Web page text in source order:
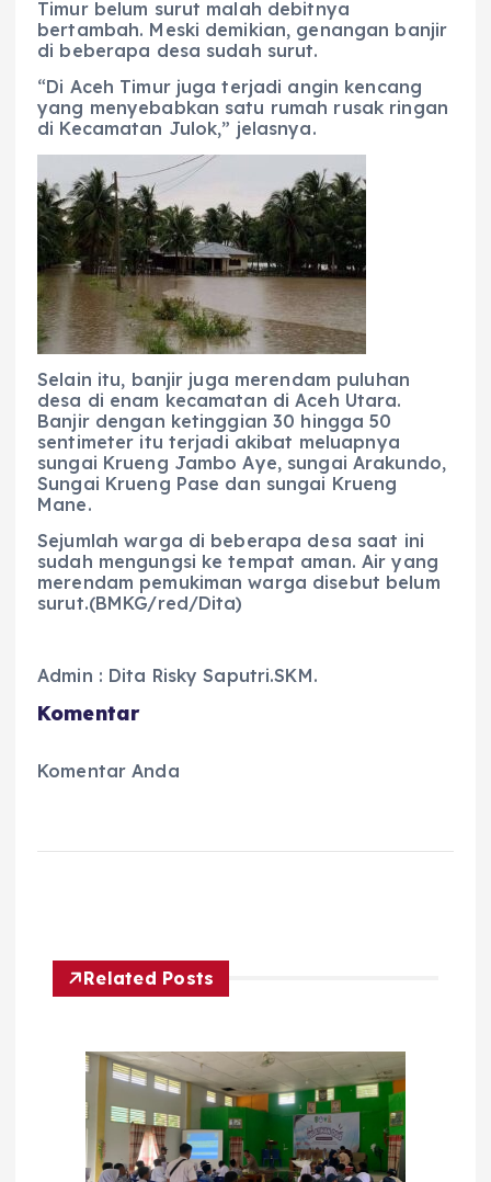
Timur belum surut malah debitnya
bertambah. Meski demikian, genangan banjir
di beberapa desa sudah surut.
“Di Aceh Timur juga terjadi angin kencang
yang menyebabkan satu rumah rusak ringan
di Kecamatan Julok,” jelasnya.
Selain itu, banjir juga merendam puluhan
desa di enam kecamatan di Aceh Utara.
Banjir dengan ketinggian 30 hingga 50
sentimeter itu terjadi akibat meluapnya
sungai Krueng Jambo Aye, sungai Arakundo,
Sungai Krueng Pase dan sungai Krueng
Mane.
Sejumlah warga di beberapa desa saat ini
sudah mengungsi ke tempat aman. Air yang
merendam pemukiman warga disebut belum
surut.(BMKG/red/Dita)
Admin : Dita Risky Saputri.SKM.
Komentar
Komentar Anda
Related Posts